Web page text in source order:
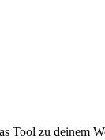
Tool zu deinem